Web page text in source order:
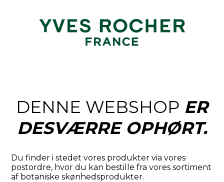
DENNE WEBSHOP ER
DESVÆRRE OPHØRT.
Du finder i stedet vores produkter via vores
postordre, hvor du kan bestille fra vores sortiment
af botaniske skønhedsprodukter.